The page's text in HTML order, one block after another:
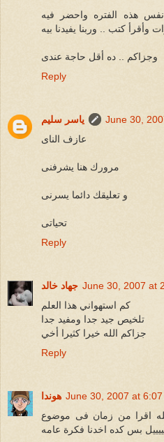
نفس هذه الفتره واحضر فيه
وأقرأ كتب .. وربنا يفيدنا بيه
وجزاكم .. ده أقل حاجة عندى
Reply
ياسر سليم
June 30,
عازف الناى
مرورك هنا يشرفنى
و تعليقك دائما يسرنى
تحياتى
Reply
جهاد خالد June 30, 2007 at
كم استهواني هذا العلم
تلخيص جيد جدا ومفيد جدا
جزاكم الله خيرا كثيرا أخي
Reply
هوندا June 30, 2007 at 6:07
اقرا من زمان فى موضوع